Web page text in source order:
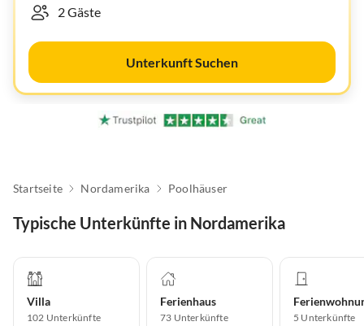
Unterkunft Suchen
Startseite Nordamerika Poolhäuser
Typische Unterkünfte in Nordamerika
Villa
102 Unterkünfte
Ferienhaus
73 Unterkünfte 5 Unterkünfte